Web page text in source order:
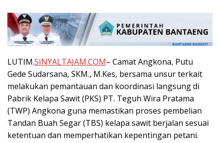
LUTIM.SINYALTAJAM.COM– Camat Angkona, Putu
Gede Sudarsana, SKM., M.Kes, bersama unsur terkait
melakukan pemantauan dan koordinasi langsung di
Pabrik Kelapa Sawit (PKS) PT. Teguh Wira Pratama
(TWP) Angkona guna memastikan proses pembelian
Tandan Buah Segar (TBS) kelapa sawit berjalan sesuai
ketentuan dan memperhatikan kepentingan petani.